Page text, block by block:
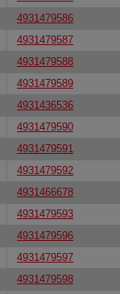
4931479586
4931479587
4931479588
4931479589
4931436536
4931479590
4931479591
4931479592
4931466678
4931479593
4931479596
4931479597
4931479598